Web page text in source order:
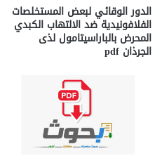
الدور الوقائي لبعض المستخلصات
الفلافونيدية ضد الالتهاب الكبدي
المحرض بالباراسيتامول لذى
الجرذان pdf